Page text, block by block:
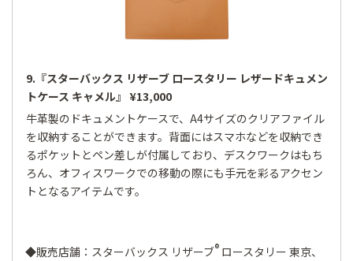
9.『スターバックス リザーブ ロースタリー レザードキュメン
トケース キャメル』 ¥13,000
牛革製のドキュメントケースで、A4サイズのクリアファイル
を収納することができます。背面にはスマホなどを収納でき
るポケットとペン差しが付属しており、デスクワークはもち
ろん、オフィスワークでの移動の際にも手元を彩るアクセン
トとなるアイテムです。
◆販売店舗：スターバックス リザーブ® ロースタリー 東京、